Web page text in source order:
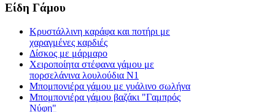
Είδη Γάμου
Κρυστάλλινη καράφα και ποτήρι με
χαραγμένες καρδιές
Δίσκος με μάρμαρο
Χειροποίητα στέφανα γάμου με
πορσελάνινα λουλούδια Ν1
Μπομπονιέρα γάμου με γυάλινο σωλήνα
Μπομπονιέρα γάμου βαζάκι "Γαμπρός
Νύφη"